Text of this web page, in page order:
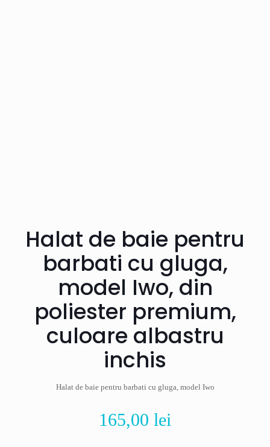
Halat de baie pentru
barbati cu gluga,
model Iwo, din
poliester premium,
culoare albastru
inchis
Halat de baie pentru barbati cu gluga, model Iwo
165,00 lei